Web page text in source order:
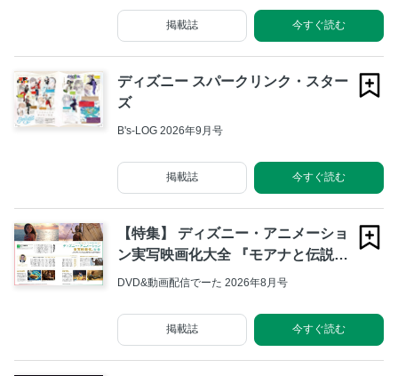
今すぐ読む
掲載誌
ディズニー スパークリンク・スター
ズ
B's-LOG 2026年9月号
今すぐ読む
掲載誌
【特集】 ディズニー・アニメーショ
ン実写映画化大全 『モアナと伝説の
海』インタビュー｜トーマス・ケイ
DVD&動画配信でーた 2026年8月号
今すぐ読む
掲載誌